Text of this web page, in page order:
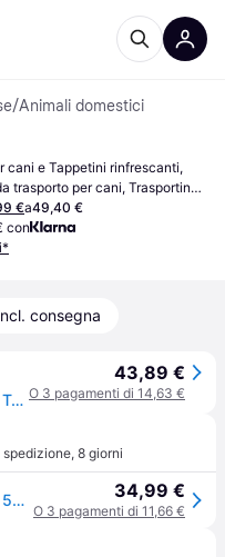
/Animali domestici
cani e Tappetini rinfrescanti,
trasporto per cani, Trasportino,
€a49,40 €
con
consegna
Trasportino Kennel Basic Trixie Taglia S - Kennel cane - Trasportino cane - 1° ORDINE? scegli tra BZR5 - BZR20 + 200 pt fedeltà
43,89 €
O 3 pagamenti di 14,63 €
spedizione, 8 giorni
Trixie Detachable Pet Backpack 3 50x50x60 Cm Grigio 34,99 €
O 3 pagamenti di 11,66 €